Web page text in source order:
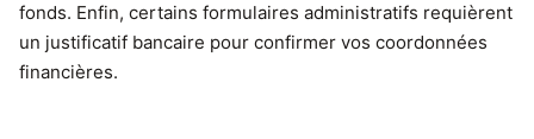
fonds. Enfin, certains formulaires administratifs requièrent
un justificatif bancaire pour confirmer vos coordonnées
financières.